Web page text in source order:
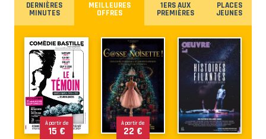
DERNIÈRES
MINUTES
MEILLEURES
OFFRES
1ERS AUX
PREMIÈRES
PLACES
JEUNES
À partir de
15 €
À partir de
22 €